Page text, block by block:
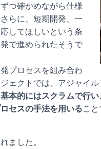
つ確かめながら仕様
らに、短期開発、一
してほしいという条
で進められたそうで
プロセスを組み合わ
ェクトでは、アジャイ
基本的にはスクラムで行
セスの手法を用いるこ
ました。